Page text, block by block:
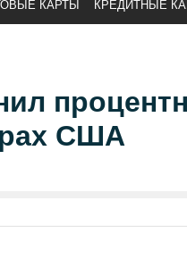
КАРТЫ КРЕДИТНЫЕ
США